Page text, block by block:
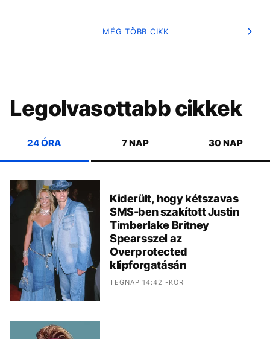
MÉG TÖBB CIKK
Legolvasottabb cikkek
24 ÓRA 7 NAP 30 NAP
Kiderült, hogy kétszavas
SMS-ben szakított Justin
Timberlake Britney
Spearsszel az
Overprotected
klipforgatásán
TEGNAP 14:42 -KOR